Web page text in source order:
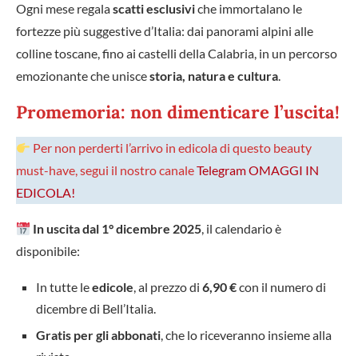
Ogni mese regalascatti esclusiviche immortalano le
fortezze più suggestive d’Italia: dai panorami alpini alle
colline toscane, fino ai castelli della Calabria, in un percorso
emozionante che uniscestoria, natura e cultura.
Promemoria: non dimenticare l’uscita!
Per non perderti l’arrivo in edicola di questo beauty
must-have, segui il nostro canaleTelegram OMAGGI IN
EDICOLA!
In uscita dal 1° dicembre 2025, il calendario è
disponibile:
In tutte leedicole, al prezzo di 6,90 €con il numero di
dicembre di Bell’Italia.
Gratis per gli abbonati, che lo riceveranno insieme alla